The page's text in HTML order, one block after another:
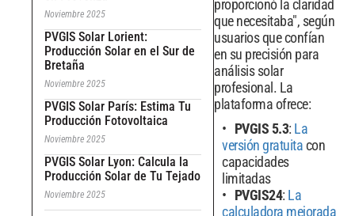
Noviembre 2025
PVGIS Solar Lorient:
Producción Solar en el Sur de
Bretaña
Noviembre 2025
PVGIS Solar París: Estima Tu
Producción Fotovoltaica
Noviembre 2025
PVGIS Solar Lyon: Calcula la
Producción Solar de Tu Tejado
Noviembre 2025
proporcionó la claridad
que necesitaba", según
usuarios que confían
en su precisión para
análisis solar
profesional. La
plataforma ofrece:
PVGIS 5.3: La
versión gratuitacon
capacidades
limitadas
PVGIS24: La
calculadora mejorada